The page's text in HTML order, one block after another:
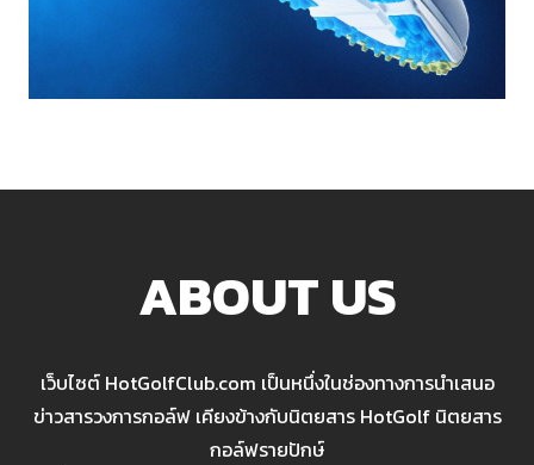
ABOUT US
เว็บไซต์ HotGolfClub.com เป็นหนึ่งในช่องทางการนำเสนอ
ข่าวสารวงการกอล์ฟ เคียงข้างกับนิตยสาร HotGolf นิตยสาร
กอล์ฟรายปักษ์